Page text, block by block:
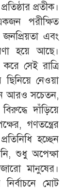
প্রতীক।
পরীক্ষিত
জনপ্রিয়তা এবং
হয়ে আছে।
সেই রাত্রি
নেওয়া
আরও সচেতন,
দাঁড়িয়ে
গণতন্ত্রের
হচ্ছেন
শুধু অপেক্ষা
মানুষের।
মোট